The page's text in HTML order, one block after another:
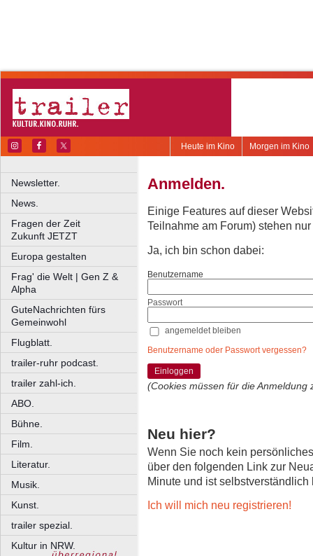
Morgen im Kino
Heute im Kino
Newsletter.
News.
Fragen der Zeit
Zukunft JETZT
Europa gestalten
Frag' die Welt | Gen Z &
Alpha
GuteNachrichten fürs
Gemeinwohl
Flugblatt.
trailer-ruhr podcast.
trailer zahl-ich.
ABO.
Bühne.
Film.
Literatur.
Musik.
Kunst.
trailer spezial.
Kultur in NRW.
Anmelden.
Einige Features auf dieser
Teilnahme am Forum) stehen
Ja, ich bin schon dabei:
Benutzername
Passwort
angemeldet bleiben
Benutzername oder Passwort vergessen?
Einloggen
(Cookies müssen für die Anmeldung
Neu hier?
Wenn Sie noch kein
über den folgenden Link zur
Minute und ist selbstverständlich
Ich will mich neu registrieren!